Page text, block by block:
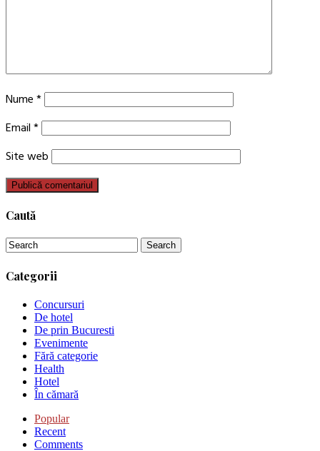
Nume *
Email *
Site web
Caută
Categorii
Concursuri
De hotel
De prin Bucuresti
Evenimente
Fără categorie
Health
Hotel
În cămară
Popular
Recent
Comments